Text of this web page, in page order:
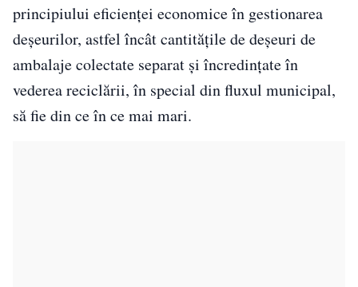
principiului eficienței economice în gestionarea
deșeurilor, astfel încât cantitățile de deșeuri de
ambalaje colectate separat și încredințate în
vederea reciclării, în special din fluxul municipal,
să fie din ce în ce mai mari.